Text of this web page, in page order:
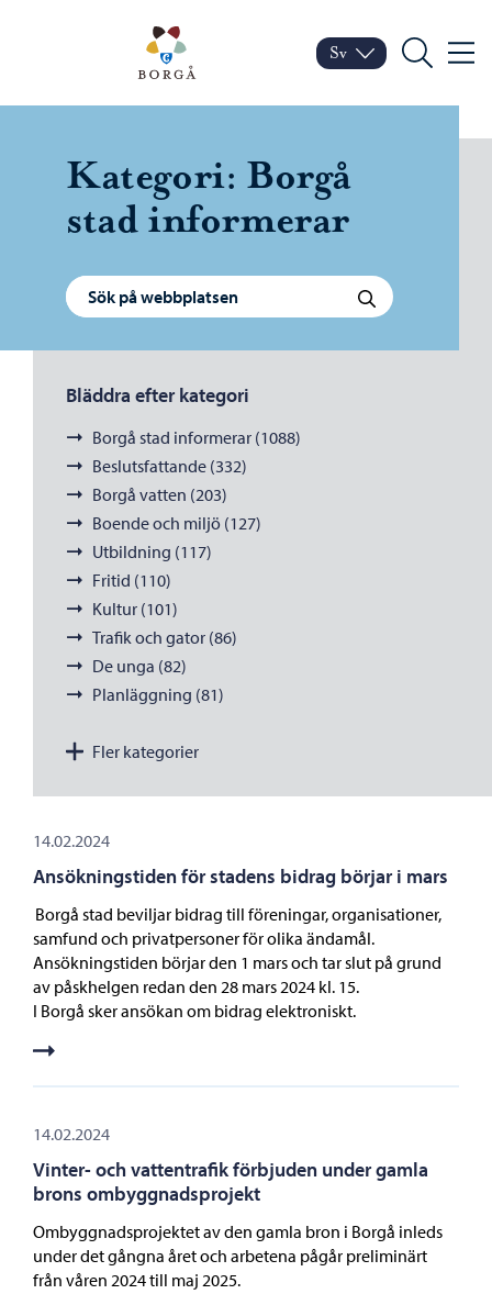
Porvoo – Gå till
Byt språk
Nuvarande språk:
Sv
Sök Meny
Kategori: Borgå
stad informerar
Sök efter: Sök
Bläddra efter kategori
Borgå stad informerar (1088)
Beslutsfattande (332)
Borgå vatten (203)
Boende och miljö (127)
Utbildning (117)
Fritid (110)
Kultur (101)
Trafik och gator (86)
De unga (82)
Planläggning (81)
Fler kategorier
14.02.2024
Ansökningstiden för stadens bidrag börjar i mars
Borgå stad beviljar bidrag till föreningar, organisationer,
samfund och privatpersoner för olika ändamål.
Ansökningstiden börjar den 1 mars och tar slut på grund
av påskhelgen redan den 28 mars 2024 kl. 15.
I Borgå sker ansökan om bidrag elektroniskt.
14.02.2024
Vinter- och vattentrafik förbjuden under gamla
brons ombyggnadsprojekt
Ombyggnadsprojektet av den gamla bron i Borgå inleds
under det gångna året och arbetena pågår preliminärt
från våren 2024 till maj 2025.